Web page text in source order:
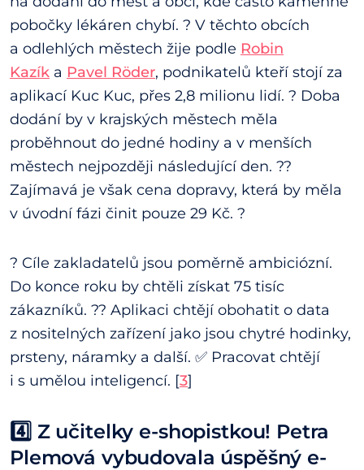
pobočky lékáren chybí. ? V těchto obcích
a odlehlých městech žije podle Robin
Kazík a Pavel Röder, podnikatelů kteří stojí za
aplikací Kuc Kuc, přes 2,8 milionu lidí. ? Doba
dodání by v krajských městech měla
proběhnout do jedné hodiny a v menších
městech nejpozději následující den. ??
Zajímavá je však cena dopravy, která by měla
v úvodní fázi činit pouze 29 Kč. ?
? Cíle zakladatelů jsou poměrně ambiciózní.
Do konce roku by chtěli získat 75 tisíc
zákazníků. ?? Aplikaci chtějí obohatit o data
z nositelných zařízení jako jsou chytré hodinky,
prsteny, náramky a další. ✅ Pracovat chtějí
i s umělou inteligencí. [3]
4️⃣Z učitelky e-shopistkou! Petra
Plemová vybudovala úspěšný e-